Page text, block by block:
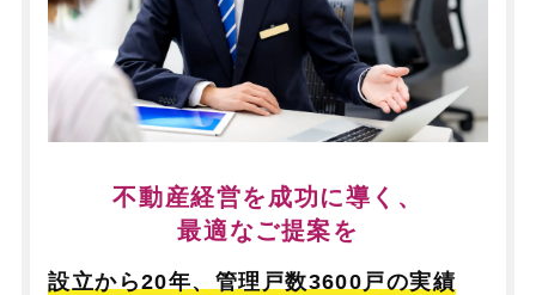
不動産経営を成功に導く、
最適なご提案を
設立から20年、管理戸数3600戸の実績